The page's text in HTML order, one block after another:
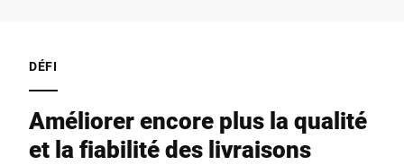
DÉFI
Améliorer encore plus la qualité
et la fiabilité des livraisons